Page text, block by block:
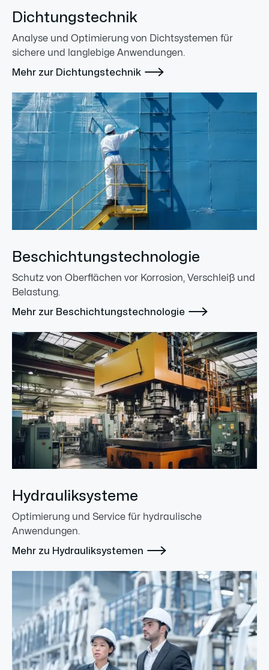
Dichtungstechnik
Analyse und Optimierung von Dichtsystemen für
sichere und langlebige Anwendungen.
Mehr zur Dichtungstechnik 
Beschichtungstechnologie
Schutz von Oberflächen vor Korrosion, Verschleiß und
Belastung.
Mehr zur Beschichtungstechnologie 
Hydrauliksysteme
Optimierung und Service für hydraulische
Anwendungen.
Mehr zu Hydrauliksystemen 